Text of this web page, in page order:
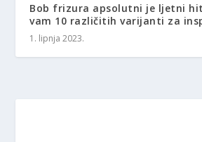
Bob frizura apsolutni je ljetni
vam 10 različitih varijanti za
1. lipnja 2023.